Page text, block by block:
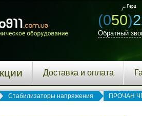
(050)
Обратный
Доставка и оплата
Стабилизаторы напряжения ПРОЧАН